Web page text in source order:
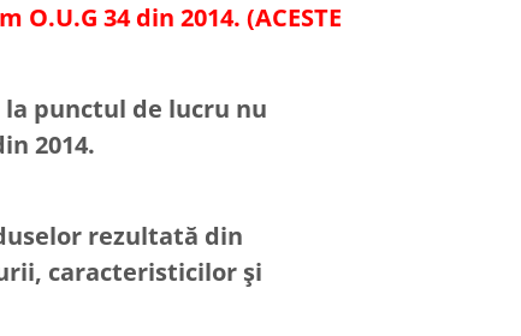
34 din 2014. (ACESTE
punctul de lucru nu
2014.
rezultată din
caracteristicilor şi